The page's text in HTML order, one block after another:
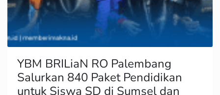
YBM BRILiaN RO Palembang
Salurkan 840 Paket Pendidikan
untuk Siswa SD di Sumsel dan